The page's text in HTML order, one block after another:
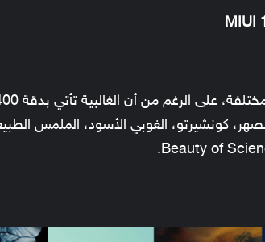
كونشيرتو، الغوبي الأسود، الملمس